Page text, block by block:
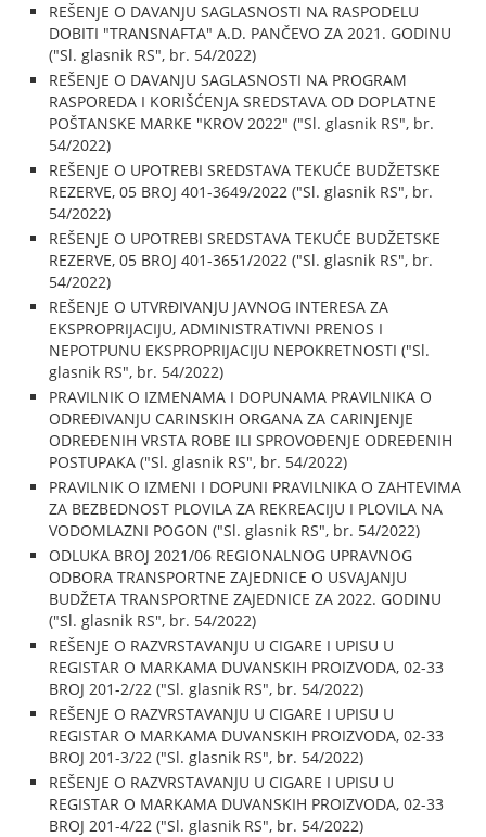
REŠENJE O DAVANJU SAGLASNOSTI NA RASPODELU
DOBITI "TRANSNAFTA" A.D. PANČEVO ZA 2021. GODINU
("Sl. glasnik RS", br. 54/2022)
REŠENJE O DAVANJU SAGLASNOSTI NA PROGRAM
RASPOREDA I KORIŠĆENJA SREDSTAVA OD DOPLATNE
POŠTANSKE MARKE "KROV 2022" ("Sl. glasnik RS", br.
54/2022)
REŠENJE O UPOTREBI SREDSTAVA TEKUĆE BUDŽETSKE
REZERVE, 05 BROJ 401-3649/2022 ("Sl. glasnik RS", br.
54/2022)
REŠENJE O UPOTREBI SREDSTAVA TEKUĆE BUDŽETSKE
REZERVE, 05 BROJ 401-3651/2022 ("Sl. glasnik RS", br.
54/2022)
REŠENJE O UTVRĐIVANJU JAVNOG INTERESA ZA
EKSPROPRIJACIJU, ADMINISTRATIVNI PRENOS I
NEPOTPUNU EKSPROPRIJACIJU NEPOKRETNOSTI ("Sl.
glasnik RS", br. 54/2022)
PRAVILNIK O IZMENAMA I DOPUNAMA PRAVILNIKA O
ODREĐIVANJU CARINSKIH ORGANA ZA CARINJENJE
ODREĐENIH VRSTA ROBE ILI SPROVOĐENJE ODREĐENIH
POSTUPAKA ("Sl. glasnik RS", br. 54/2022)
PRAVILNIK O IZMENI I DOPUNI PRAVILNIKA O ZAHTEVIMA
ZA BEZBEDNOST PLOVILA ZA REKREACIJU I PLOVILA NA
VODOMLAZNI POGON ("Sl. glasnik RS", br. 54/2022)
ODLUKA BROJ 2021/06 REGIONALNOG UPRAVNOG
ODBORA TRANSPORTNE ZAJEDNICE O USVAJANJU
BUDŽETA TRANSPORTNE ZAJEDNICE ZA 2022. GODINU
("Sl. glasnik RS", br. 54/2022)
REŠENJE O RAZVRSTAVANJU U CIGARE I UPISU U
REGISTAR O MARKAMA DUVANSKIH PROIZVODA, 02-33
BROJ 201-2/22 ("Sl. glasnik RS", br. 54/2022)
REŠENJE O RAZVRSTAVANJU U CIGARE I UPISU U
REGISTAR O MARKAMA DUVANSKIH PROIZVODA, 02-33
BROJ 201-3/22 ("Sl. glasnik RS", br. 54/2022)
REŠENJE O RAZVRSTAVANJU U CIGARE I UPISU U
REGISTAR O MARKAMA DUVANSKIH PROIZVODA, 02-33
BROJ 201-4/22 ("Sl. glasnik RS", br. 54/2022)